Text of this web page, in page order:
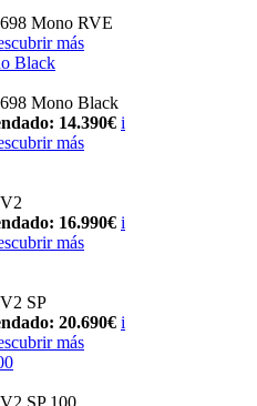
Mono RVE
más
Black
Mono Black
14.390€ i
más
16.990€ i
más
SP
20.690€ i
más
SP 100